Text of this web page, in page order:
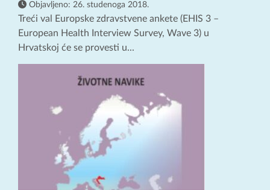
Objavljeno: 26. studenoga 2018.
Treći val Europske zdravstvene ankete (EHIS 3 –
European Health Interview Survey, Wave 3) u
Hrvatskoj će se provesti u...